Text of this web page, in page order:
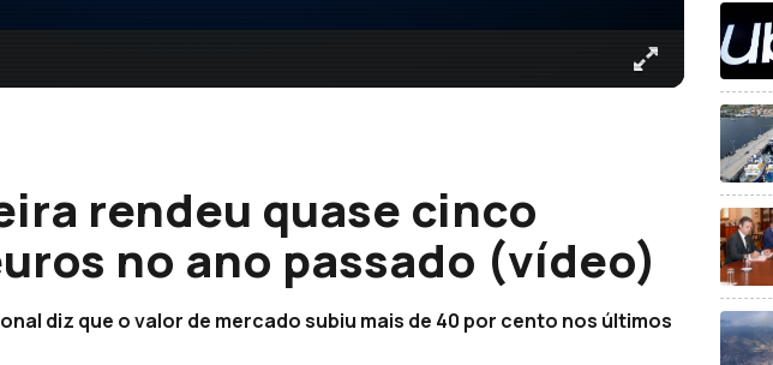
rendeu quase cinco
no ano passado (vídeo)
diz que o valor de mercado subiu mais de 40 por cento nos últimos